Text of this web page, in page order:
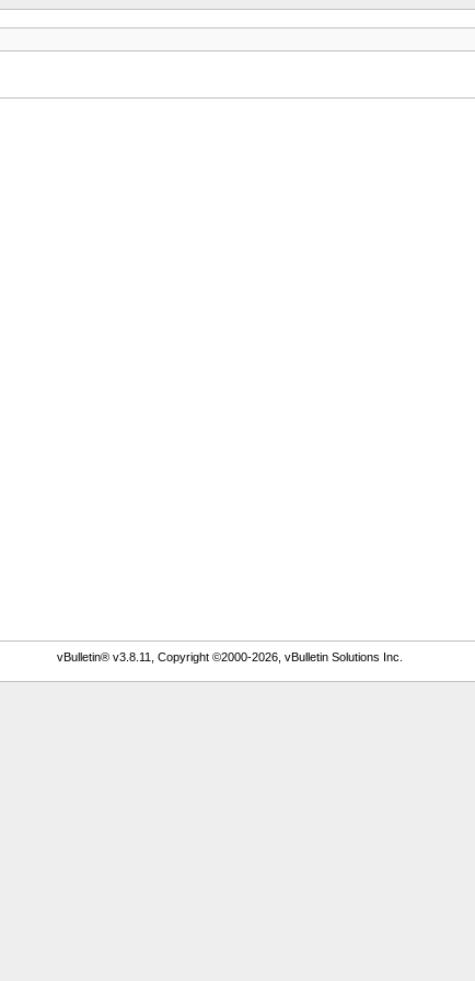
vBulletin® v3.8.11, Copyright ©2000-2026, vBulletin Solutions Inc.